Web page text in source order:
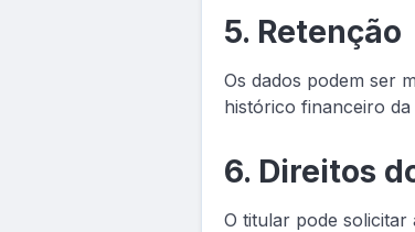
5. Retenção
Os dados podem ser
histórico financeiro
6. Direitos
O titular pode solicitar